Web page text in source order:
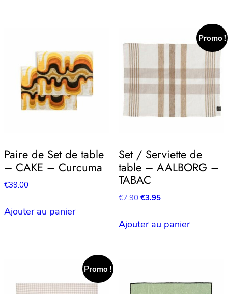
Paire de Set de table
– CAKE – Curcuma
€39.00
Ajouter au panier
Promo !
Set / Serviette de
table – AALBORG –
TABAC
€7.90 Le
initial
€3.95Le
actuel
Ajouter au panier
Promo !